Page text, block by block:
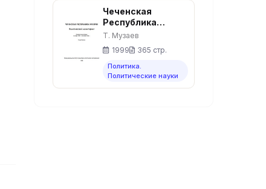
Чеченская
Республика
Ичкерия:
политический
мониторинг.
Т. Музаев
1999
365 стр.
Политика.
Политические науки